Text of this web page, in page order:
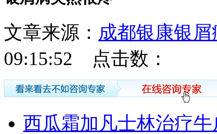
文章来源： 成都银康银
09:15:52 点击数：
西瓜霜加凡士林治疗